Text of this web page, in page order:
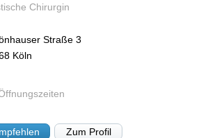
Chirurgin
Straße 3
Köln
Zum Profil